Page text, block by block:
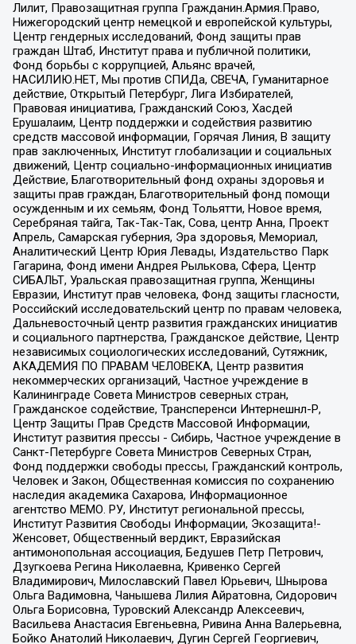
Лилит, Правозащитная группа Гражданин.Армия.Право,
Нижегородский центр немецкой и европейской культуры,
Центр гендерных исследований, Фонд защиты прав
граждан Штаб, Институт права и публичной политики,
Фонд борьбы с коррупцией, Альянс врачей,
НАСИЛИЮ.НЕТ, Мы против СПИДа, СВЕЧА, Гуманитарное
действие, Открытый Петербург, Лига Избирателей,
Правовая инициатива, Гражданский Союз, Хасдей
Ерушалаим, Центр поддержки и содействия развитию
средств массовой информации, Горячая Линия, В защиту
прав заключенных, Институт глобализации и социальных
движений, Центр социально-информационных инициатив
Действие, Благотворительный фонд охраны здоровья и
защиты прав граждан, Благотворительный фонд помощи
осужденным и их семьям, Фонд Тольятти, Новое время,
Серебряная тайга, Так-Так-Так, Сова, центр Анна, Проект
Апрель, Самарская губерния, Эра здоровья, Мемориал,
Аналитический Центр Юрия Левады, Издательство Парк
Гагарина, Фонд имени Андрея Рылькова, Сфера, Центр
СИБАЛЬТ, Уральская правозащитная группа, Женщины
Евразии, Институт прав человека, Фонд защиты гласности,
Российский исследовательский центр по правам человека,
Дальневосточный центр развития гражданских инициатив
и социального партнерства, Гражданское действие, Центр
независимых социологических исследований, Сутяжник,
АКАДЕМИЯ ПО ПРАВАМ ЧЕЛОВЕКА, Центр развития
некоммерческих организаций, Частное учреждение в
Калининграде Совета Министров северных стран,
Гражданское содействие, Трансперенси Интернешнл-Р,
Центр Защиты Прав Средств Массовой Информации,
Институт развития прессы - Сибирь, Частное учреждение в
Санкт-Петербурге Совета Министров Северных Стран,
Фонд поддержки свободы прессы, Гражданский контроль,
Человек и Закон, Общественная комиссия по сохранению
наследия академика Сахарова, Информационное
агентство МЕМО. РУ, Институт региональной прессы,
Институт Развития Свободы Информации, Экозащита!-
Женсовет, Общественный вердикт, Евразийская
антимонопольная ассоциация, Бедушев Петр Петрович,
Дзугкоева Регина Николаевна, Кривенко Сергей
Владимирович, Милославский Павел Юрьевич, Шнырова
Ольга Вадимовна, Чанышева Лилия Айратовна, Сидорович
Ольга Борисовна, Туровский Александр Алексеевич,
Васильева Анастасия Евгеньевна, Ривина Анна Валерьевна,
Бойко Анатолий Николаевич, Дугин Сергей Георгиевич,